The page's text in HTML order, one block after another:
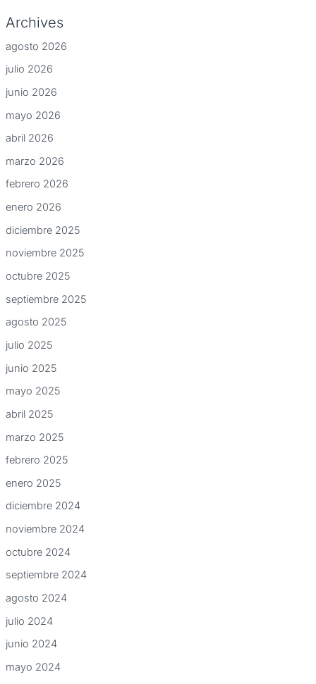
Archives
agosto 2026
julio 2026
junio 2026
mayo 2026
abril 2026
marzo 2026
febrero 2026
enero 2026
diciembre 2025
noviembre 2025
octubre 2025
septiembre 2025
agosto 2025
julio 2025
junio 2025
mayo 2025
abril 2025
marzo 2025
febrero 2025
enero 2025
diciembre 2024
noviembre 2024
octubre 2024
septiembre 2024
agosto 2024
julio 2024
junio 2024
mayo 2024